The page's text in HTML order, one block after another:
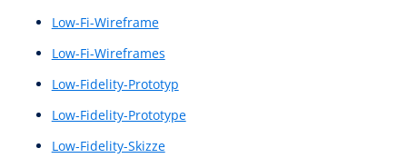
KI-Dialogsystem
KI-gestützte Sprachsysteme
KI-gestützte Sprachverarbeitung
Klickpfadanalyse